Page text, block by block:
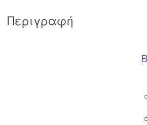
Περιγραφή